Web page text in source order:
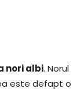
nori albi. Norul
este defapt o